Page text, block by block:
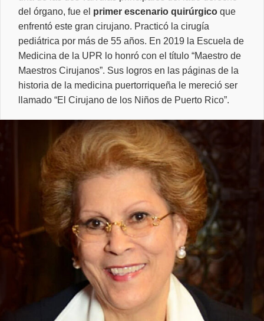
del órgano, fue el primer escenario quirúrgico que
enfrentó este gran cirujano. Practicó la cirugía
pediátrica por más de 55 años. En 2019 la Escuela de
Medicina de la UPR lo honró con el título “Maestro de
Maestros Cirujanos”. Sus logros en las páginas de la
historia de la medicina puertorriqueña le mereció ser
llamado “El Cirujano de los Niños de Puerto Rico”.